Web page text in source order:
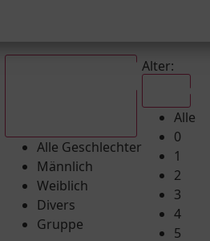
Alle Geschlechter
Männlich
Weiblich
Divers
Gruppe
Alter:
Alle
0
1
2
3
4
5